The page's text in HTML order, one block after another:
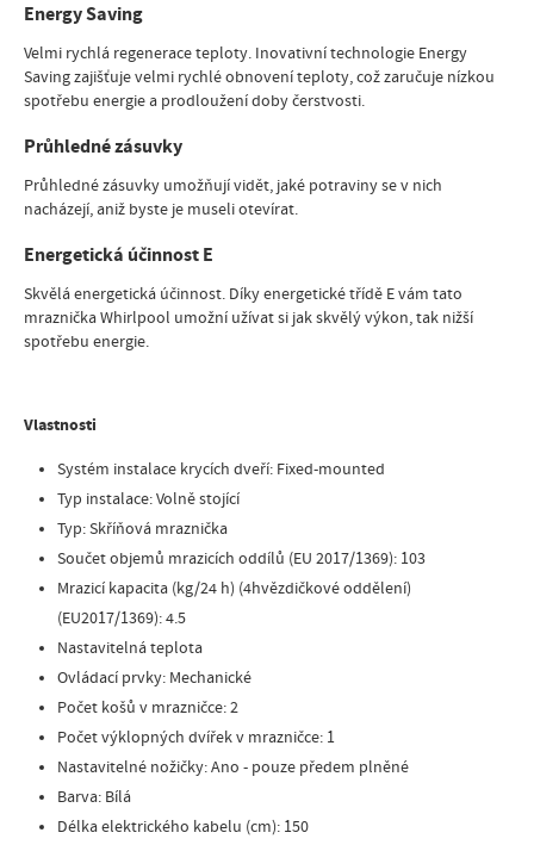
Energy Saving
Velmi rychlá regenerace teploty. Inovativní technologie Energy
Saving zajišťuje velmi rychlé obnovení teploty, což zaručuje nízkou
spotřebu energie a prodloužení doby čerstvosti.
Průhledné zásuvky
Průhledné zásuvky umožňují vidět, jaké potraviny se v nich
nacházejí, aniž byste je museli otevírat.
Energetická účinnost E
Skvělá energetická účinnost. Díky energetické třídě E vám tato
mraznička Whirlpool umožní užívat si jak skvělý výkon, tak nižší
spotřebu energie.
Vlastnosti
Systém instalace krycích dveří: Fixed-mounted
Typ instalace:Volně stojící
Typ:Skříňová mraznička
Součet objemů mrazicích oddílů (EU 2017/1369): 103
Mrazicí kapacita (kg/24 h) (4hvězdičkové oddělení)
(EU2017/1369):4.5
Nastavitelná teplota
Ovládací prvky: Mechanické
Počet košů v mrazničce:2
Počet výklopných dvířek v mrazničce: 1
Nastavitelné nožičky:Ano - pouze předem plněné
Barva: Bílá
Délka elektrického kabelu (cm): 150